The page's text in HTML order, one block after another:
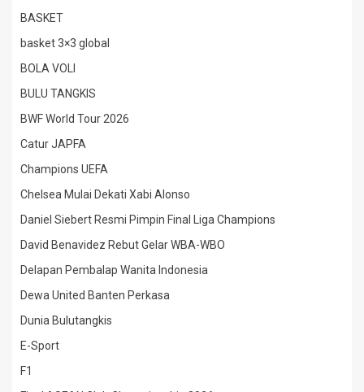
BASKET
basket 3×3 global
BOLA VOLI
BULU TANGKIS
BWF World Tour 2026
Catur JAPFA
Champions UEFA
Chelsea Mulai Dekati Xabi Alonso
Daniel Siebert Resmi Pimpin Final Liga Champions
David Benavidez Rebut Gelar WBA-WBO
Delapan Pembalap Wanita Indonesia
Dewa United Banten Perkasa
Dunia Bulutangkis
E-Sport
F1